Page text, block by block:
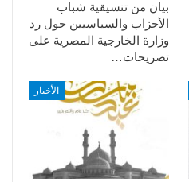
بيان من تنسيقية شباب
الأحزاب والسياسيين حول رد
وزارة الخارجية المصرية على
تصريحات…
الأخبار